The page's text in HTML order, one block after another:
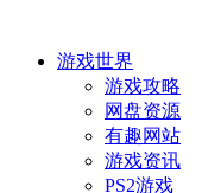
游戏世界
游戏攻略
网盘资源
有趣网站
游戏资讯
PS2游戏